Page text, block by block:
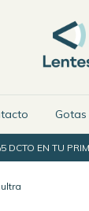
Gotas
DCTO EN TU